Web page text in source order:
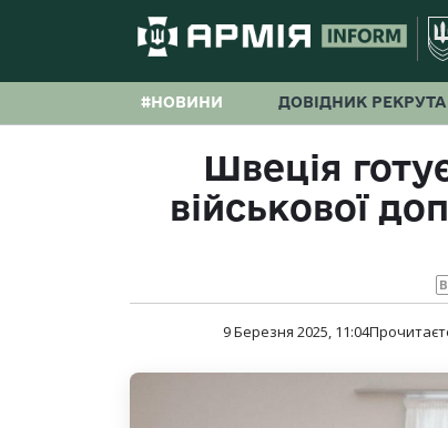
#НОВИНИ ДОВІДНИК РЕКРУТА
Швеція
військової
9 Березня 2025, 11:04